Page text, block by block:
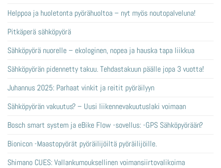
Helppoa ja huoletonta pyörähuoltoa – nyt myös noutopalveluna!
Pitkäperä sähköpyörä
Sähköpyörä nuorelle – ekologinen, nopea ja hauska tapa liikkua
Sähköpyörän pidennetty takuu. Tehdastakuun päälle jopa 3 vuotta!
Juhannus 2025: Parhaat vinkit ja reitit pyöräilyyn
Sähköpyörän vakuutus? – Uusi liikennevakuutuslaki voimaan
Bosch smart system ja eBike Flow -sovellus: -GPS Sähköpyörään?
Bionicon -Maastopyörät pyöräilijöiltä pyöräilijöille.
Shimano CUES: Vallankumouksellinen voimansiirtovalikoima